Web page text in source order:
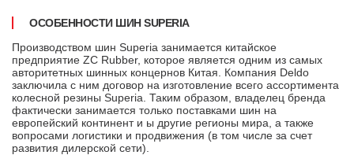
ОСОБЕННОСТИ ШИН SUPERIA
Производством шин Superia занимается китайское
предприятие ZC Rubber, которое является одним из самых
авторитетных шинных концернов Китая. Компания Deldo
заключила с ним договор на изготовление всего ассортимента
колесной резины Superia. Таким образом, владелец бренда
фактически занимается только поставками шин на
европейский континент и ы другие регионы мира, а также
вопросами логистики и продвижения (в том числе за счет
развития дилерской сети).